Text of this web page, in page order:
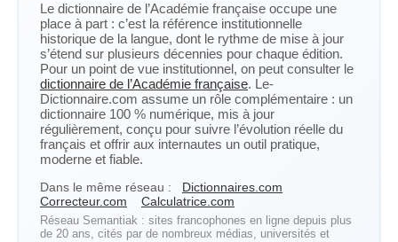
Le dictionnaire de l’Académie française occupe une
place à part : c’est la référence institutionnelle
historique de la langue, dont le rythme de mise à jour
s’étend sur plusieurs décennies pour chaque édition.
Pour un point de vue institutionnel, on peut consulter le
dictionnaire de l’Académie française. Le-
Dictionnaire.com assume un rôle complémentaire : un
dictionnaire 100 % numérique, mis à jour
régulièrement, conçu pour suivre l’évolution réelle du
français et offrir aux internautes un outil pratique,
moderne et fiable.
Dans le même réseau :
Dictionnaires.com
Correcteur.com
Calculatrice.com
Réseau Semantiak : sites francophones en ligne depuis plus
de 20 ans, cités par de nombreux médias, universités et